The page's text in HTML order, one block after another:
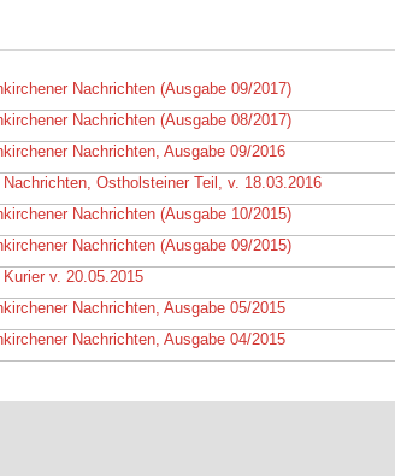
Nachrichten (Ausgabe 09/2017)
Nachrichten (Ausgabe 08/2017)
Nachrichten, Ausgabe 09/2016
Nachrichten, Ostholsteiner Teil, v. 18.03.2016
Nachrichten (Ausgabe 10/2015)
Nachrichten (Ausgabe 09/2015)
Kurier v. 20.05.2015
Nachrichten, Ausgabe 05/2015
Nachrichten, Ausgabe 04/2015